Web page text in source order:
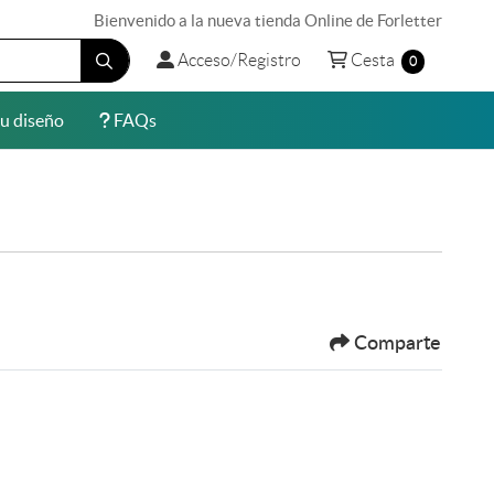
Bienvenido a la nueva tienda Online de Forletter
Acceso/Registro
Acceso/Registro Cesta
Cesta 0
diseño
diseño FAQs
FAQs
Comparte